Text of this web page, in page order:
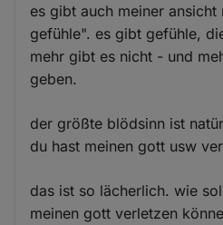
es gibt auch meiner
gefühle". es gibt gefühle,
mehr gibt es nicht - und
geben.
der größte blödsinn ist
du hast meinen gott usw
das ist so lächerlich. wie
meinen gott verletzen